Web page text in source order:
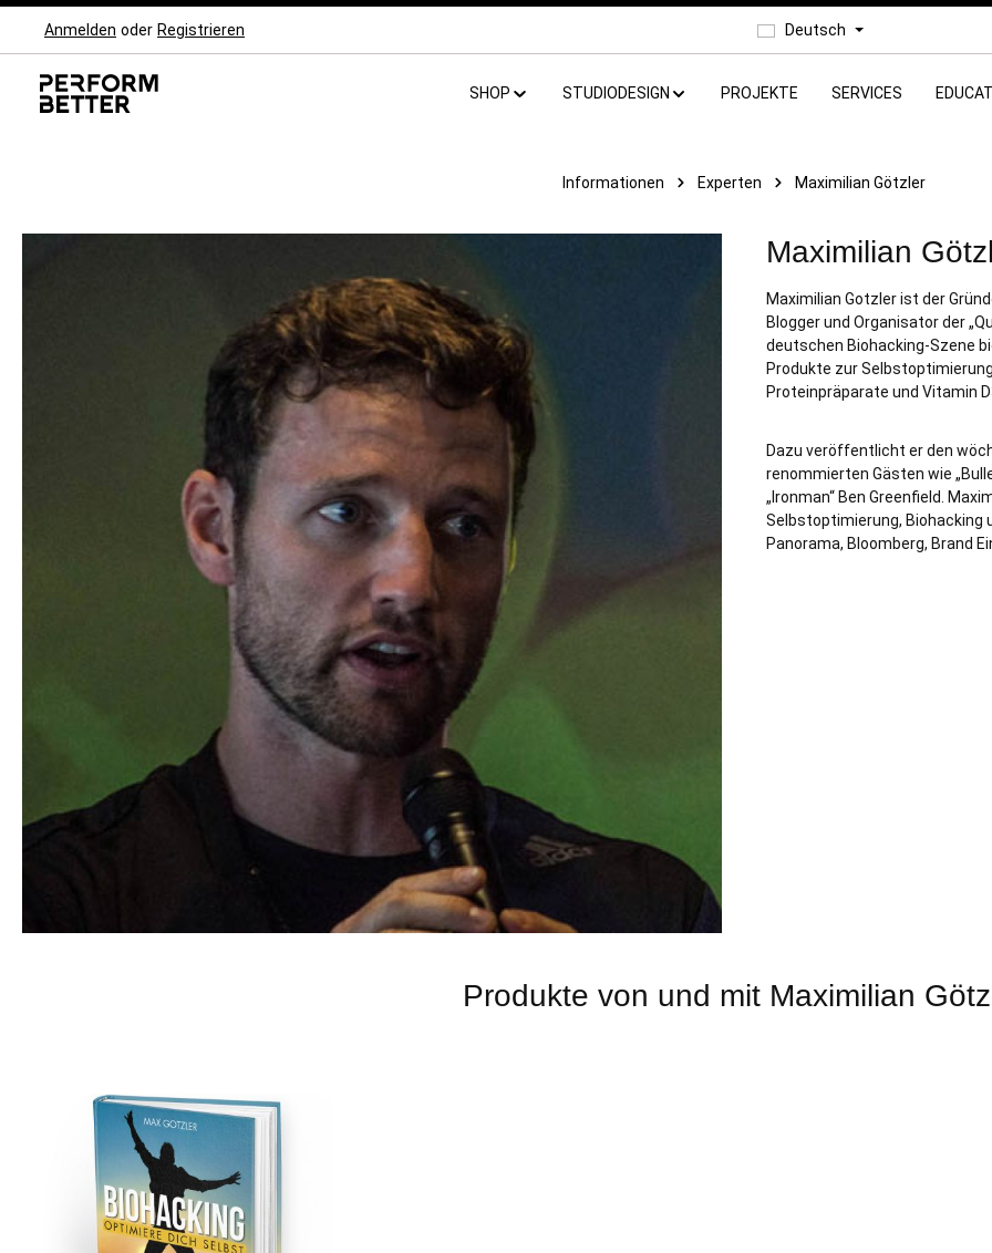
Hauptnavigation springen
Anmelden oder Registrieren Deutsch
SHOP STUDIODESIGN PROJEKTE SERVICES
Informationen Experten Maximilian Götzler
Maximilian
Maximilian Gotzler ist der
Blogger und Organisator der
deutschen Biohacking-Szene
Produkte zur
Proteinpräparate und Vitamin
Dazu veröffentlicht er den
renommierten Gästen wie
„Ironman“ Ben Greenfield.
Selbstoptimierung, Biohacking
Panorama, Bloomberg, Brand
Produkte von und mit Maximilian